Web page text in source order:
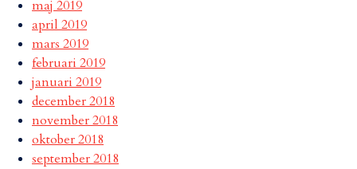
maj 2019
april 2019
mars 2019
februari 2019
januari 2019
december 2018
november 2018
oktober 2018
september 2018